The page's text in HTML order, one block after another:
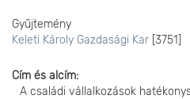
Gyűjtemény
Keleti Károly Gazdasági Kar [3751]
Cím és alcím
A családi vállalkozások